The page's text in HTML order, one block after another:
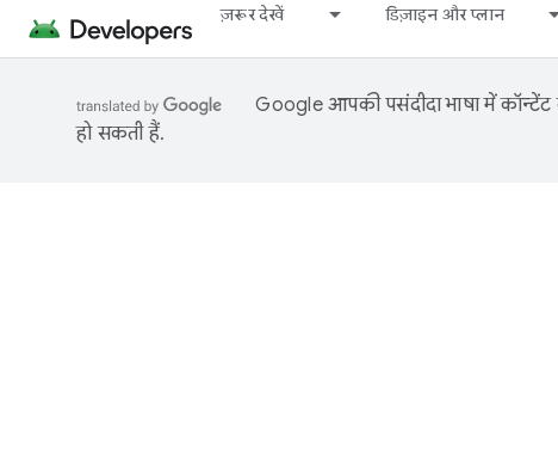
ज़रूर देखें डिज़ाइन और प्लान
Google आपकी पसंदीदा भाषा में
हो सकती हैं.